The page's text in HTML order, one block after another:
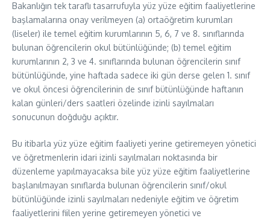
Bakanlığın tek taraflı tasarrufuyla yüz yüze eğitim faaliyetlerine
başlamalarına onay verilmeyen (a) ortaöğretim kurumları
(liseler) ile temel eğitim kurumlarının 5, 6, 7 ve 8. sınıflarında
bulunan öğrencilerin okul bütünlüğünde; (b) temel eğitim
kurumlarının 2, 3 ve 4. sınıflarında bulunan öğrencilerin sınıf
bütünlüğünde, yine haftada sadece iki gün derse gelen 1. sınıf
ve okul öncesi öğrencilerinin de sınıf bütünlüğünde haftanın
kalan günleri/ders saatleri özelinde izinli sayılmaları
sonucunun doğduğu açıktır.
Bu itibarla yüz yüze eğitim faaliyeti yerine getiremeyen yönetici
ve öğretmenlerin idari izinli sayılmaları noktasında bir
düzenleme yapılmayacaksa bile yüz yüze eğitim faaliyetlerine
başlanılmayan sınıflarda bulunan öğrencilerin sınıf/okul
bütünlüğünde izinli sayılmaları nedeniyle eğitim ve öğretim
faaliyetlerini fiilen yerine getiremeyen yönetici ve